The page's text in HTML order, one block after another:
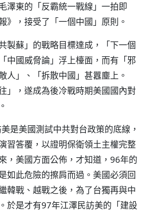
澤東的「反霸統一戰線」一拍即
》，接受了「一個中國」原則。
製蘇」的戰略目標達成，「下一個
中國威脅論」浮上檯面，而有「邪
人」、「拆散中國」甚囂塵上。
」，遂成為後冷戰時期美國國內對
是美國測試中共對台政策的底線，
習答覆，以證明保衛領土主權完整
，美國方面公佈，才知道，96年的
如此危險的擦肩而過。美國必須回
韓戰、越戰之後，為了台獨再與中
於是才有97年江澤民訪美的「建設